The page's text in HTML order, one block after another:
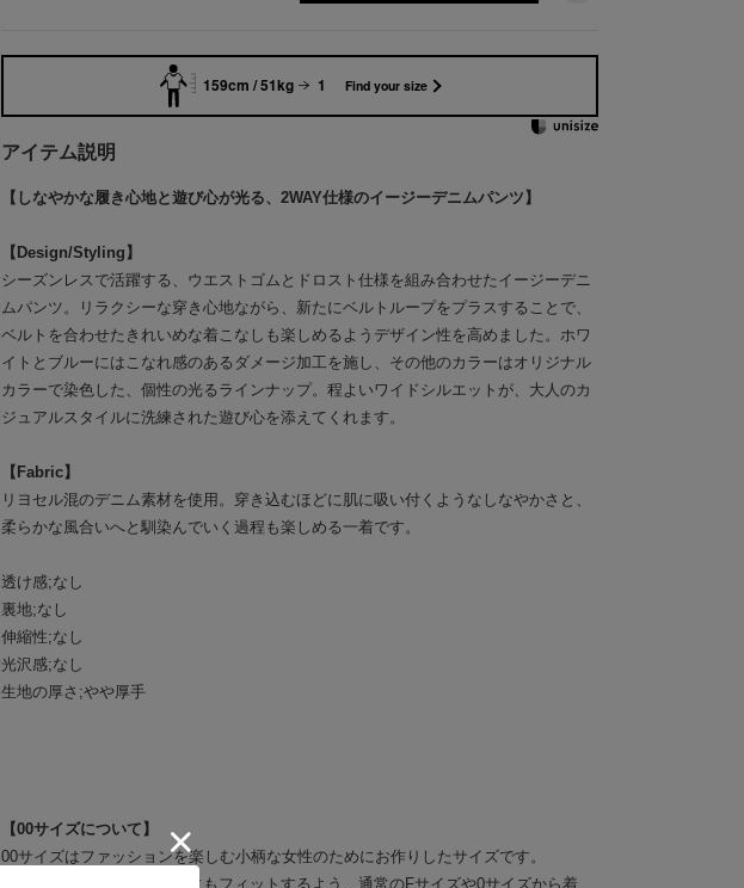
159cm / 51kg 1 Find your size
アイテム説明
【しなやかな履き心地と遊び心が光る、2WAY仕様のイージーデニムパンツ】
【Design/Styling】
シーズンレスで活躍する、ウエストゴムとドロスト仕様を組み合わせたイージーデニ
ムパンツ。リラクシーな穿き心地ながら、新たにベルトループをプラスすることで、
ベルトを合わせたきれいめな着こなしも楽しめるようデザイン性を高めました。ホワ
イトとブルーにはこなれ感のあるダメージ加工を施し、その他のカラーはオリジナル
カラーで染色した、個性の光るラインナップ。程よいワイドシルエットが、大人のカ
ジュアルスタイルに洗練された遊び心を添えてくれます。
【Fabric】
リヨセル混のデニム素材を使用。穿き込むほどに肌に吸い付くようなしなやかさと、
柔らかな風合いへと馴染んでいく過程も楽しめる一着です。
透け感;なし
裏地;なし
伸縮性;なし
光沢感;なし
生地の厚さ;やや厚手
【00サイズについて】
00サイズはファッションを楽しむ小柄な女性のためにお作りしたサイズです。
身長が小さめの小柄な女性にもフィットするよう、通常のFサイズや0サイズから着